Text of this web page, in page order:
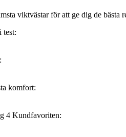
viktvästar för att ge dig de
test:
komfort:
4 Kundfavoriten: